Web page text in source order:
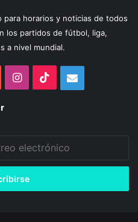
horarios y noticias de todos
los partidos de fútbol, liga,
a nivel mundial.
YouTubeInstagram
TikTok